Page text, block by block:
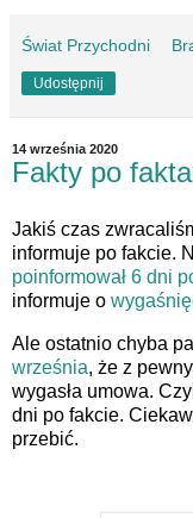
Świat Przychodni
Udostępnij
14 września 2020
Fakty po
Jakiś czas
informuje po fakcie.
poinformował 6 dni
informuje o
Ale ostatnio chyba
września, że z
wygasła umowa.
dni po fakcie.
przebić.